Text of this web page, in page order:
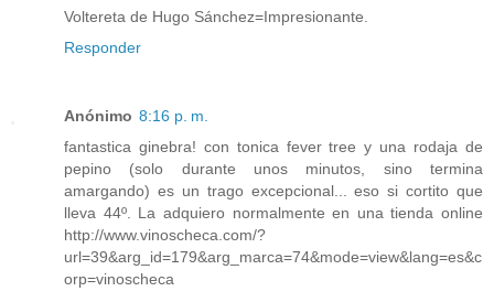
Voltereta de Hugo Sánchez=Impresionante.
Responder
Anónimo 8:16 p. m.
fantastica ginebra! con tonica fever tree y una rodaja de
pepino (solo durante unos minutos, sino termina
amargando) es un trago excepcional... eso si cortito que
lleva 44º. La adquiero normalmente en una tienda online
http://www.vinoscheca.com/?
url=39&arg_id=179&arg_marca=74&mode=view&lang=es&c
orp=vinoscheca